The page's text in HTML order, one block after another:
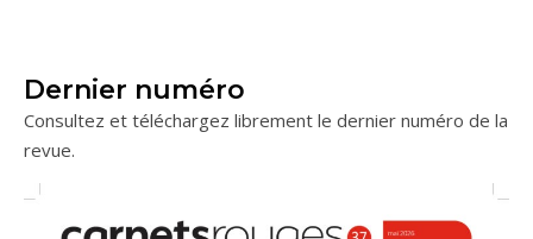
Dernier numéro
Consultez et téléchargez librement le dernier numéro de la
revue.